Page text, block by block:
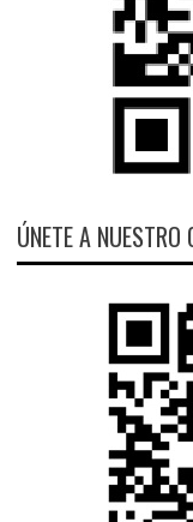
ÚNETE A